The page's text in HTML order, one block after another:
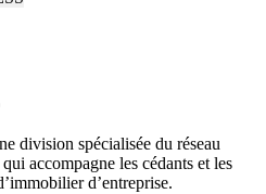
division spécialisée du réseau
accompagne les cédants et les
d’entreprise.